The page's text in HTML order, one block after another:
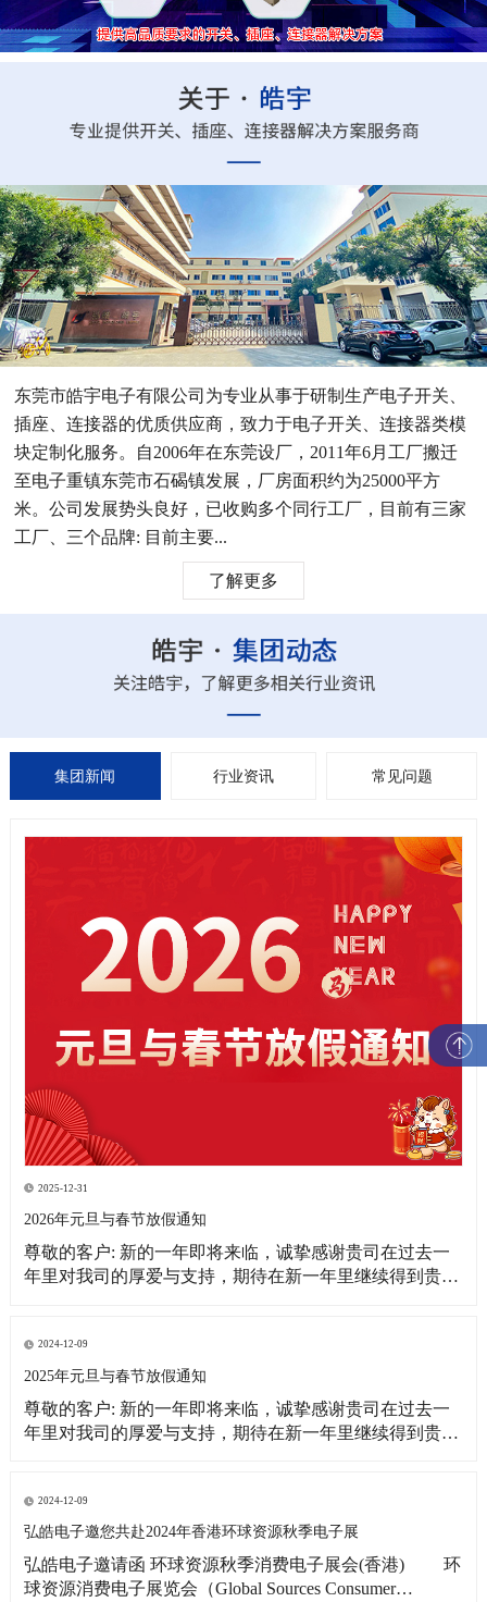
东莞市皓宇电子有限公司为专业从事于研制生产电子开关、
插座、连接器的优质供应商，致力于电子开关、连接器类模
块定制化服务。自2006年在东莞设厂，2011年6月工厂搬迁
至电子重镇东莞市石碣镇发展，厂房面积约为25000平方
米。公司发展势头良好，已收购多个同行工厂，目前有三家
工厂、三个品牌: 目前主要...
了解更多
集团新闻 行业资讯 常见问题
2025-12-31
2026年元旦与春节放假通知
尊敬的客户: 新的一年即将来临，诚挚感谢贵司在过去一
年里对我司的厚爱与支持，期待在新一年里继续得到贵司
单需求，提前做好春节期间物料准备工作，现将我司放假
相关事宜通知如下: 1、元旦放假
2024-12-09
2025年元旦与春节放假通知
尊敬的客户: 新的一年即将来临，诚挚感谢贵司在过去一
年里对我司的厚爱与支持，期待在新一年里继续得到贵司
求，提前做好春节期间物料准备工作，现将我司放假相关
事宜通知如下: 1、元旦放假时间：2025
2024-12-09
弘皓电子邀您共赴2024年香港环球资源秋季电子展
弘皓电子邀请函 环球资源秋季消费电子展会(香港) 环
球资源消费电子展览会（Global Sources Consumer